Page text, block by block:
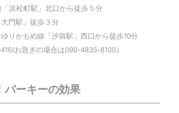
浜松町駅」北口から徒歩５分
門駅」徒歩３分
りかもめ線「汐留駅」西口から徒歩10分
お急ぎの場合は090-4835-8100）
パーキーの効果